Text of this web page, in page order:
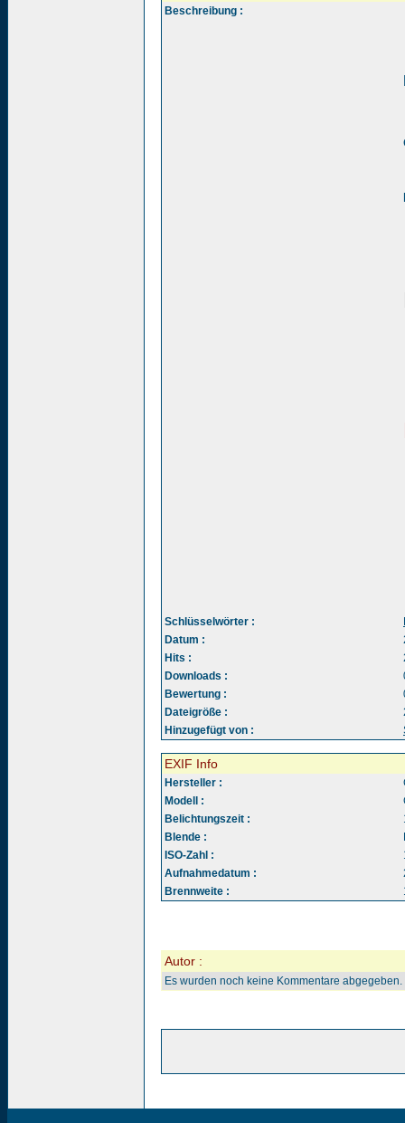
Beschreibung :
Schlüsselwörter :
Datum :
Hits :
Downloads :
Bewertung :
Dateigröße :
Hinzugefügt von :
EXIF Info
Hersteller :
Modell :
Belichtungszeit :
Blende :
ISO-Zahl :
Aufnahmedatum :
Brennweite :
Autor :
Es wurden noch keine Kommentare abgegeben.